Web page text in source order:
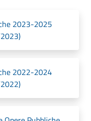
2023-2025
2022-2024